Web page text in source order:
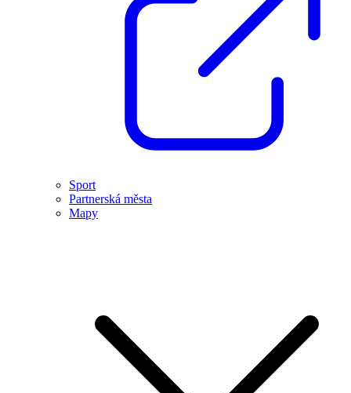
Sport
Partnerská města
Mapy